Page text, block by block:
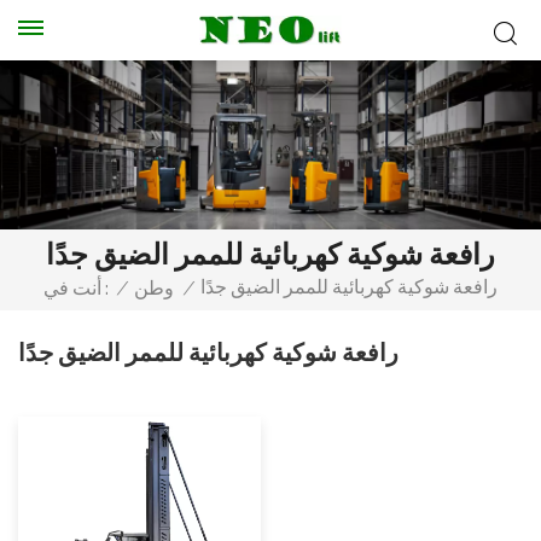
رافعة شوكية كهربائية للممر الضيق جدًا
أنت في : / وطن / رافعة شوكية كهربائية للممر الضيق جدًا
رافعة شوكية كهربائية للممر الضيق جدًا